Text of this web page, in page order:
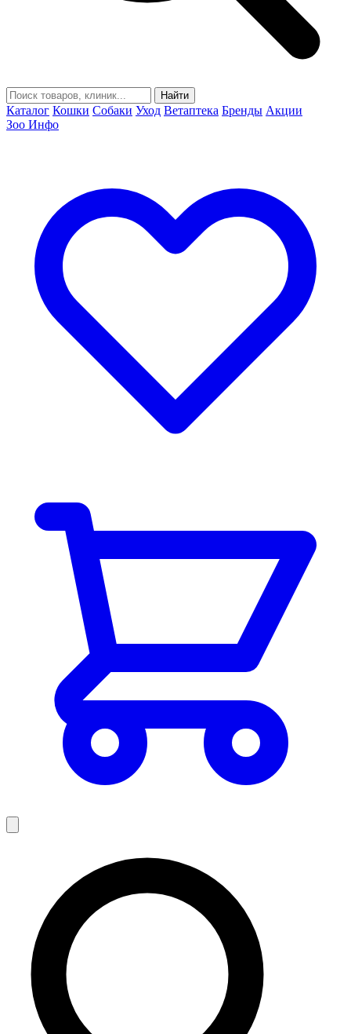
Найти
Каталог Кошки Собаки Уход Ветаптека Бренды Акции
Зоо Инфо